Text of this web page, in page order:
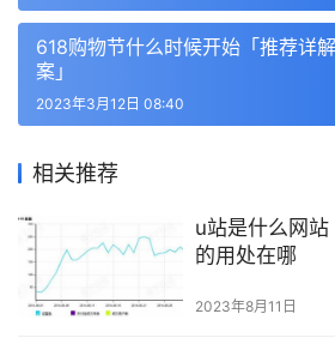
618购物节什么时候开始「推荐详
案」
2023年3月12日 08:40
相关推荐
u站是什么网
的用处在哪
2023年8月11日